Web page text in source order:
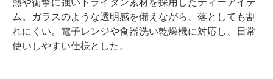
ム。ガラスのような透明感を備えながら、落としても割
れにくい。電子レンジや食器洗い乾燥機に対応し、日常
使いしやすい仕様とした。